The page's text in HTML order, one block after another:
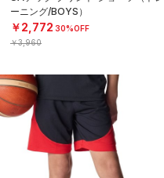
ーニング/BOYS）
￥2,772 30%OFF
￥3,960